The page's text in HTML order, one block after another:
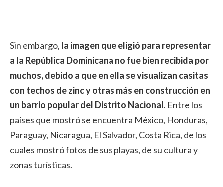
Sin embargo, la imagen que eligió para representar
a la República Dominicana no fue bien recibida por
muchos, debido a que en ella se visualizan casitas
con techos de zinc y otras más en construcción en
un barrio popular del Distrito Nacional. Entre los
países que mostró se encuentra México, Honduras,
Paraguay, Nicaragua, El Salvador, Costa Rica, de los
cuales mostró fotos de sus playas, de su cultura y
zonas turísticas.